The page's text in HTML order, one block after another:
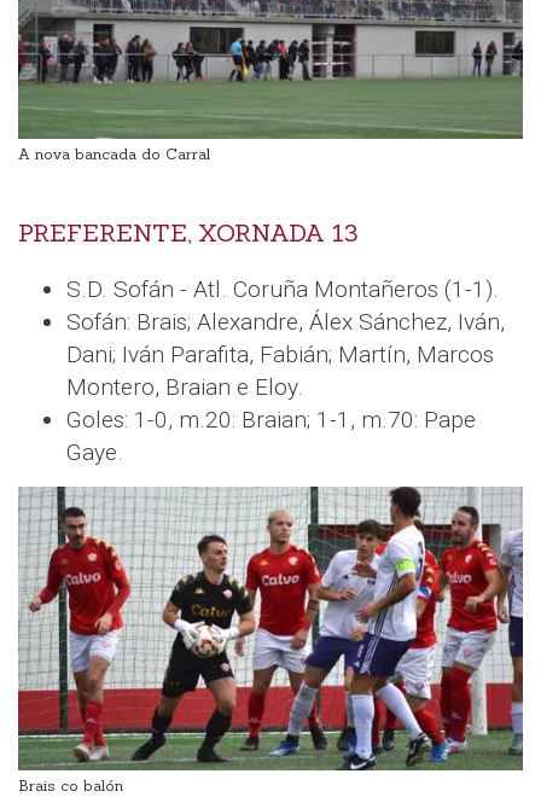
A nova bancada do Carral
PREFERENTE, XORNADA 13
S.D. Sofán - Atl. Coruña Montañeros (1-1).
Sofán: Brais; Alexandre, Álex Sánchez, Iván,
Dani; Iván Parafita, Fabián; Martín, Marcos
Montero, Braian e Eloy.
Goles: 1-0, m.20: Braian; 1-1, m.70: Pape
Gaye.
Brais co balón